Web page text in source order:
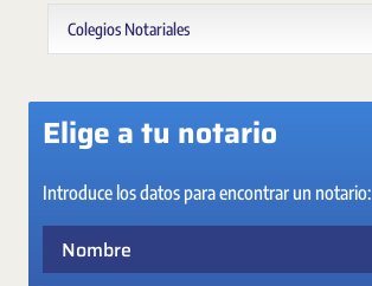
Colegios Notariales
Elige a tu notario
Introduce los datos para encontrar un notario: